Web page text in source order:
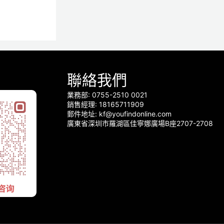
聯絡我們
業務部: 0755-2510 0021
銷售經理: 18165711909
郵件地址: kf@youfindonline.com
廣東省深圳市羅湖區佳寧娜廣場B座2707-2708